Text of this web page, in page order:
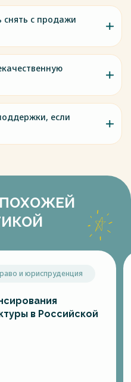
снять с продажи
если
и юриспруденция
в Российской